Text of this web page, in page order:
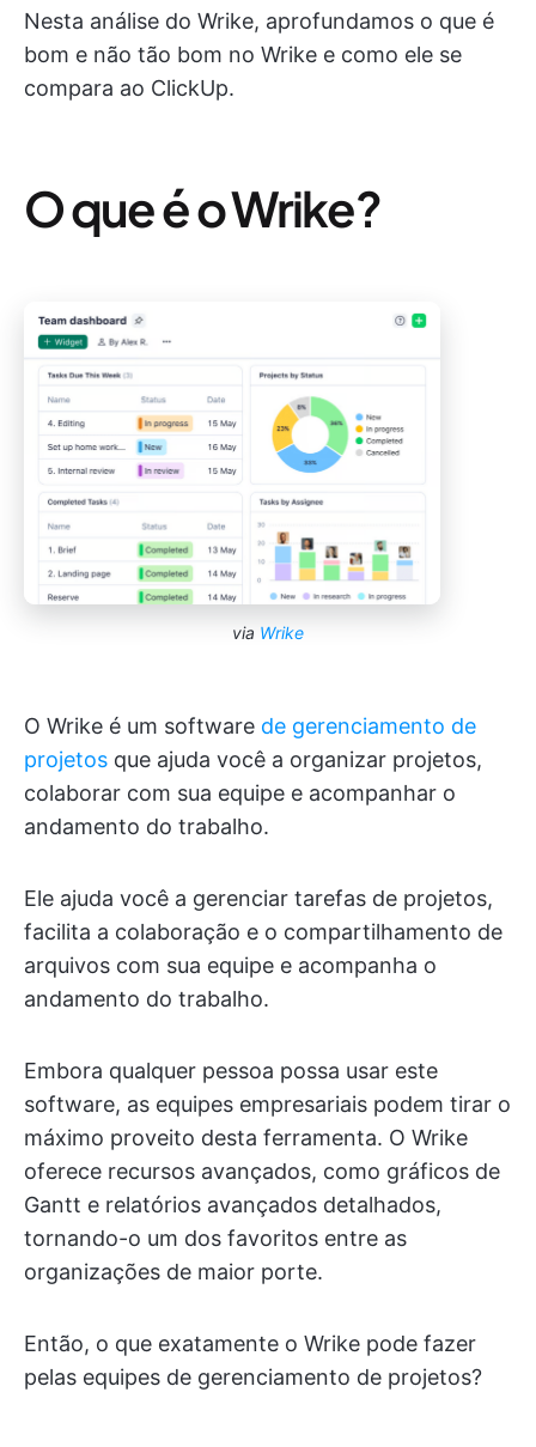
Nesta análise do Wrike, aprofundamos o que é
bom e não tão bom no Wrike e como ele se
compara ao ClickUp.
O que é o Wrike?
via Wrike
O Wrike é um software de gerenciamento de
projetos que ajuda você a organizar projetos,
colaborar com sua equipe e acompanhar o
andamento do trabalho.
Ele ajuda você a gerenciar tarefas de projetos,
facilita a colaboração e o compartilhamento de
arquivos com sua equipe e acompanha o
andamento do trabalho.
Embora qualquer pessoa possa usar este
software, as equipes empresariais podem tirar o
máximo proveito desta ferramenta. O Wrike
oferece recursos avançados, como gráficos de
Gantt e relatórios avançados detalhados,
tornando-o um dos favoritos entre as
organizações de maior porte.
Então, o que exatamente o Wrike pode fazer
pelas equipes de gerenciamento de projetos?